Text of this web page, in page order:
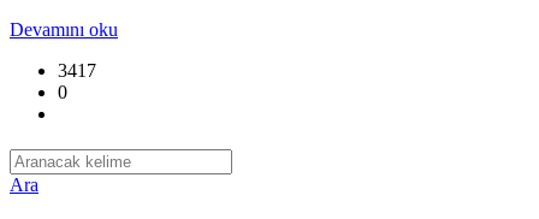
Devamını oku
3417
0
Ara